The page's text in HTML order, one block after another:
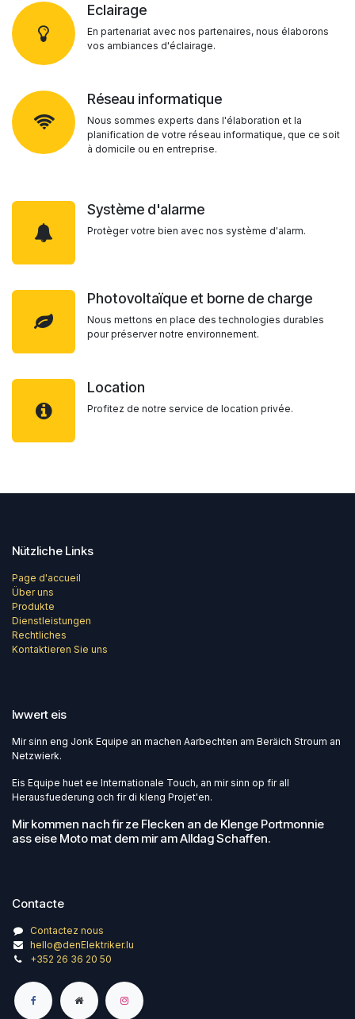
Eclairage
En partenariat avec nos partenaires, nous élaborons
vos ambiances d'éclairage.
Réseau informatique
Nous sommes experts dans l'élaboration et la
planification de votre réseau informatique, que ce soit
à domicile ou en entreprise.
Système d'alarme
Protèger votre bien avec nos système d'alarm.
Photovoltaïque et borne de charge
Nous mettons en place des technologies durables
pour préserver notre environnement.
Location
Profitez de notre service de location privée.
Nützliche Links
Page d'accueil
Über uns
Produkte
Dienstleistungen
Rechtliches
Kontaktieren Sie uns
Iwwert eis
Mir sinn eng Jonk Equipe an machen Aarbechten am Beräich Stroum an
Netzwierk.
Eis Equipe huet ee Internationale Touch, an mir sinn op fir all
Herausfuederung och fir di kleng Projet'en.
Mir kommen nach fir ze Flecken an de Klenge Portmonnie
ass eise Moto mat dem mir am Alldag Schaffen.
Contacte
Contactez nous
hello@denElektriker.lu
+352 26 36 20 50